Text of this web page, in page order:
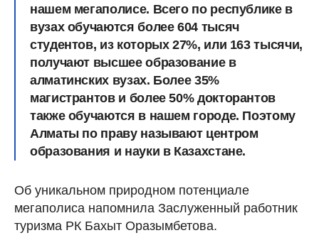
нашем мегаполисе. Всего по республике в
вузах обучаются более 604 тысяч
студентов, из которых 27%, или 163 тысячи,
получают высшее образование в
алматинских вузах. Более 35%
магистрантов и более 50% докторантов
также обучаются в нашем городе. Поэтому
Алматы по праву называют центром
образования и науки в Казахстане.
Об уникальном природном потенциале
мегаполиса напомнила Заслуженный работник
туризма РК Бахыт Оразымбетова.